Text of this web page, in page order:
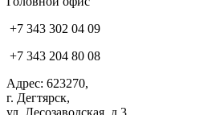
+7 343 302 04 09
+7 343 204 80 08
Адрес: 623270,
г. Дегтярск,